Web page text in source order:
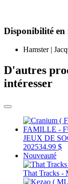
Disponibilité en
Hamster |
D'autres
intéresser
JEUX DE
202534.99 $
Nouveauté
That Tracks -